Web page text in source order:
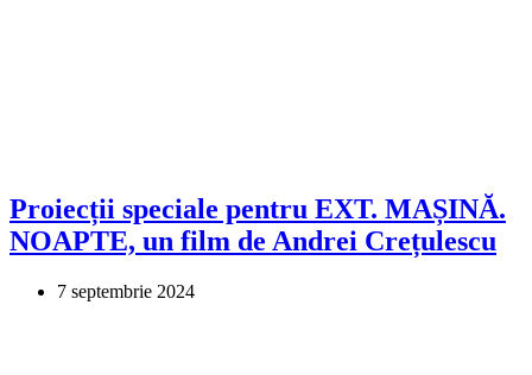
Proiecții speciale pentru EXT. MAȘINĂ.
NOAPTE, un film de Andrei Crețulescu
7 septembrie 2024